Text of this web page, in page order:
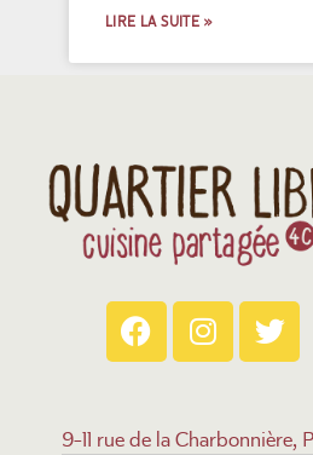
LIRE LA SUITE »
9-11 rue de la Charbonnière,